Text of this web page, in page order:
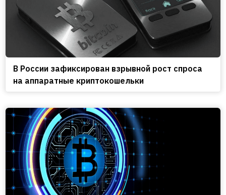
В России зафиксирован взрывной рост спроса
на аппаратные криптокошельки